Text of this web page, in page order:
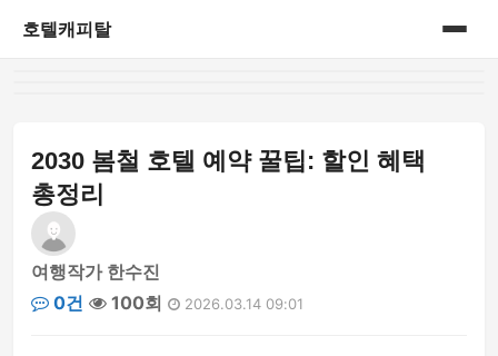
호텔캐피탈
2030 봄철 호텔 예약 꿀팁: 할인 혜택
총정리
여행작가 한수진
0건
100회 2026.03.14 09:01